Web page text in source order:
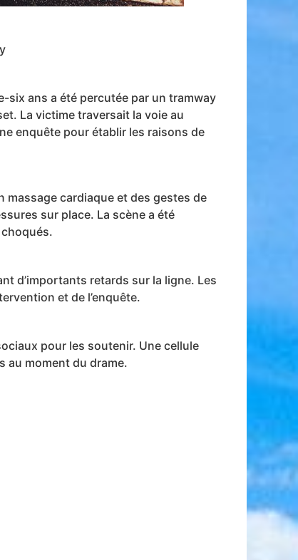
six ans a été percutée par un tramway
La victime traversait la voie au
enquête pour établir les raisons de
cardiaque et des gestes de
sur place. La scène a été
d’importants retards sur la ligne. Les
et de l’enquête.
pour les soutenir. Une cellule
au moment du drame.